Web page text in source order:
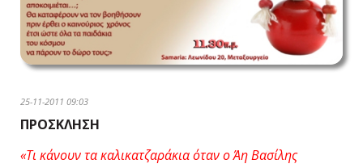
25-11-2011 09:03
ΠΡΟΣΚΛΗΣΗ
«Τι κάνουν τα καλικατζαράκια όταν ο Άη Βασίλης